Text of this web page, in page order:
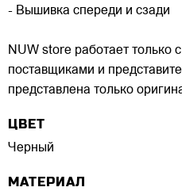
- Вышивка спереди и сзади
NUW store работает только
поставщиками и
представлена только
ЦВЕТ
Черный
МАТЕРИАЛ